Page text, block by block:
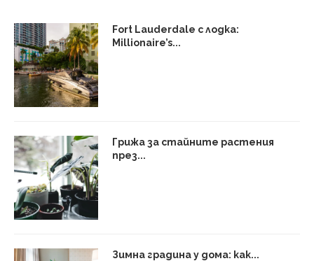
Fort Lauderdale с лодка:
Millionaire’s...
Грижа за стайните растения
през...
Зимна градина у дома: как...